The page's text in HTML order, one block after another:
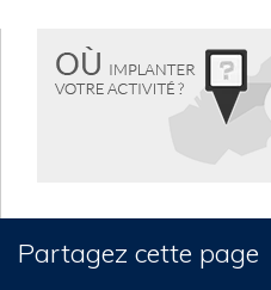
Partagez cette page